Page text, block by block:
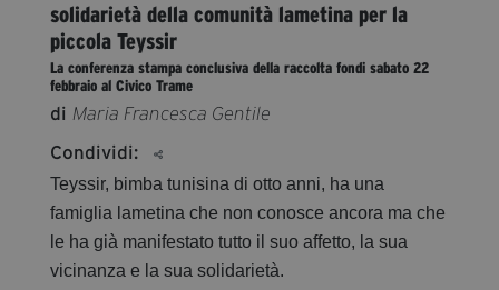
segreteria@tramefestival.it
info@tramefestival.it
+39 346 954 4078
solidarietà della comunità lametina per la
piccola Teyssir
La conferenza stampa conclusiva della raccolta fondi sabato 22
febbraio al Civico Trame
di Maria Francesca Gentile
Condividi:
Teyssir, bimba tunisina di otto anni, ha una
famiglia lametina che non conosce ancora ma che
le ha già manifestato tutto il suo affetto, la sua
vicinanza e la sua solidarietà.